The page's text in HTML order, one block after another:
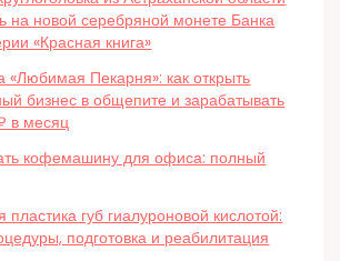
на новой серебряной монете Банка
«Красная книга»
Пекарня»: как открыть
бизнес в общепите и зарабатывать
в месяц
кофемашину для офиса: полный
пластика губ гиалуроновой кислотой:
подготовка и реабилитация